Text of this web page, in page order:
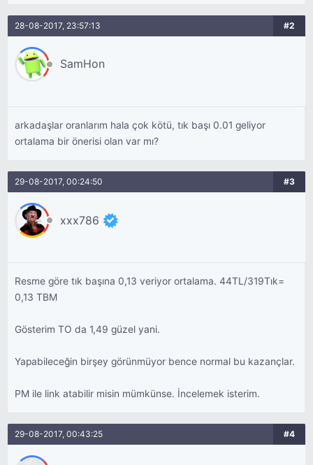
28-08-2017, 23:57:13 #2
SamHon
arkadaşlar oranlarım hala çok kötü, tık başı 0.01 geliyor
ortalama bir önerisi olan var mı?
29-08-2017, 00:24:50 #3
xxx786
Resme göre tık başına 0,13 veriyor ortalama. 44TL/319Tık=
0,13 TBM
Gösterim TO da 1,49 güzel yani.
Yapabileceğin birşey görünmüyor bence normal bu kazançlar.
PM ile link atabilir misin mümkünse. İncelemek isterim.
29-08-2017, 00:43:25 #4